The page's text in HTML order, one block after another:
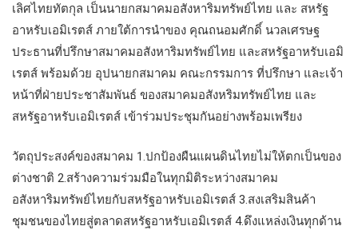
เลิศไทยทัตกุล เป็นนายกสมาคมอสังหาริมทรัพย์ไทย และ สหรัฐ
อาหรับเอมิเรตส์ ภายใต้การนำของ คุณถนอมศักดิ์ นวลเศรษฐ
ประธานที่ปรึกษาสมาคมอสังหาริมทรัพย์ไทย และสหรัฐอาหรับเอมิ
เรตส์ พร้อมด้วย อุปนายกสมาคม คณะกรรมการ ที่ปรึกษา และเจ้า
หน้าที่ฝ่ายประชาสัมพันธ์ ของสมาคมอสังหริมทรัพย์ไทย และ
สหรัฐอาหรับเอมิเรตส์ เข้าร่วมประชุมกันอย่างพร้อมเพรียง
วัตถุประสงค์ของสมาคม 1.ปกป้องผืนแผนดินไทยไม่ให้ตกเป็นของ
ต่างชาติ 2.สร้างความร่วมมือในทุกมิติระหว่างสมาคม
อสังหาริมทรัพย์ไทยกับสหรัฐอาหรับเอมิเรตส์ 3.สงเสริมสินค้า
ชุมชนของไทยสู่ตลาดสหรัฐอาหรับเอมิเรตส์ 4.ดึงแหล่งเงินทุกด้าน